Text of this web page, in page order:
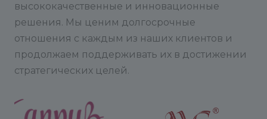
высококачественные и инновационные
решения. Мы ценим долгосрочные
отношения с каждым из наших клиентов и
продолжаем поддерживать их в достижении
стратегических целей.